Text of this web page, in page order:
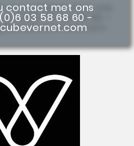
contact met ons
03 58 68 60 -